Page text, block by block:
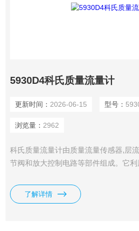
5930D4科氏质量流量计
更新时间： 2026-06-15 型号：
浏览量： 2962
科氏质量流量计由质量流量传感器,层
节阀和放大控制电路等部件组成。它
了解详情